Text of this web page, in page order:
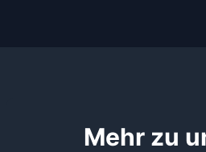
Mehr zu